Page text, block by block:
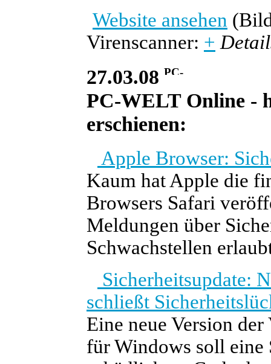
Website ansehen
Virenscanner: +
27.03.08
PC-WELT Online -
erschienen:
Apple Browser:
Kaum hat Apple die
Browsers Safari
Meldungen über
Schwachstellen
Sicherheitsupdate:
schließt
Eine neue Version
für Windows soll eine